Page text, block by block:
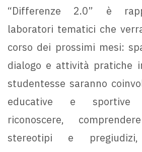
“Differenze 2.0” è
laboratori tematici che
corso dei prossimi mesi:
dialogo e attività pratiche
studentesse saranno
educative e sportive
riconoscere,
stereotipi e pregiudizi,